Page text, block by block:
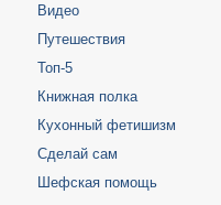
Видео
Путешествия
Топ-5
Книжная полка
Кухонный фетишизм
Сделай сам
Шефская помощь